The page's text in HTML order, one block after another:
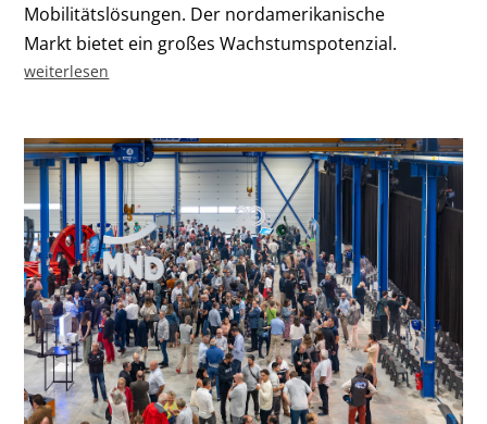
Mobilitätslösungen. Der nordamerikanische
Markt bietet ein großes Wachstumspotenzial.
weiterlesen